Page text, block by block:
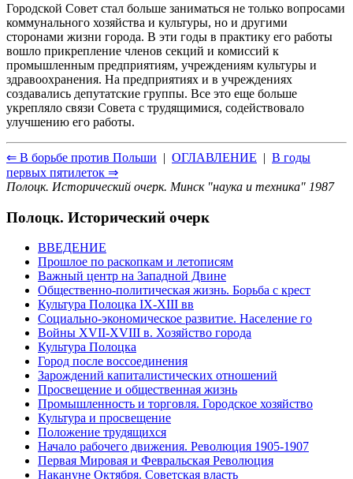
Городской Совет стал больше заниматься не только вопросами
коммунального хозяйства и культуры, но и другими
сторонами жизни города. В эти годы в практику его работы
вошло прикрепление членов секций и комиссий к
промышленным предприятиям, учреждениям культуры и
здравоохранения. На предприятиях и в учреждениях
создавались депутатские группы. Все это еще больше
укрепляло связи Совета с трудящимися, содействовало
улучшению его работы.
⇐ В борьбе против Польши | ОГЛАВЛЕНИЕ | В годы
первых пятилеток ⇒
Полоцк. Исторический очерк. Минск "наука и техника" 1987
Полоцк. Исторический очерк
ВВЕДЕНИЕ
Прошлое по раскопкам и летописям
Важный центр на Западной Двине
Общественно-политическая жизнь. Борьба с крест
Культура Полоцка IX-XIII вв
Социально-экономическое развитие. Население го
Войны XVII-XVIII в. Хозяйство города
Культура Полоцка
Город после воссоединения
Зарождений капиталистических отношений
Просвещение и общественная жизнь
Промышленность и торговля. Городское хозяйство
Культура и просвещение
Положение трудящихся
Начало рабочего движения. Революция 1905-1907
Первая Мировая и Февральская Революция
Накануне Октября. Советская власть